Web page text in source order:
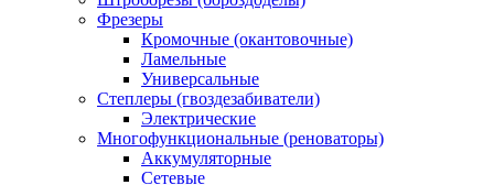
Фрезеры
Кромочные (окантовочные)
Ламельные
Универсальные
Степлеры (гвоздезабиватели)
Электрические
Многофункциональные (реноваторы)
Аккумуляторные
Сетевые